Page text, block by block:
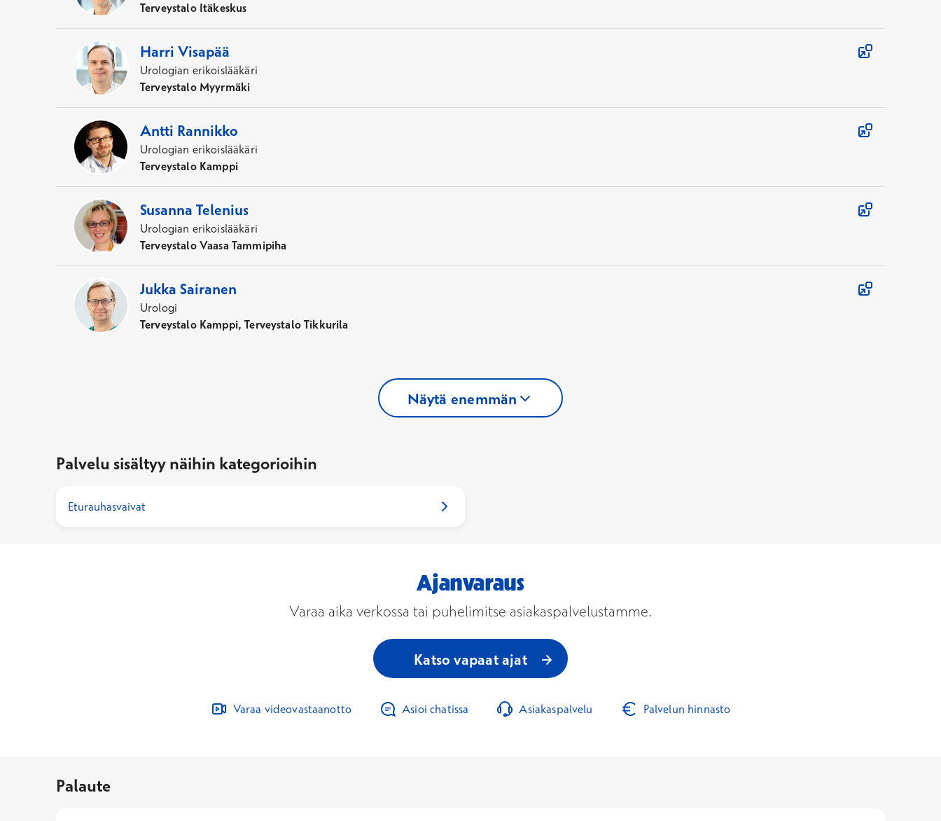
Terveystalo Itäkeskus
Harri Visapää
Urologian erikoislääkäri
Terveystalo Myyrmäki
Antti Rannikko
Urologian erikoislääkäri
Terveystalo Kamppi
Susanna Telenius
Urologian erikoislääkäri
Terveystalo Vaasa Tammipiha
Jukka Sairanen
Urologi
Terveystalo Kamppi, Terveystalo Tikkurila
Näytä enemmän
Palvelu sisältyy näihin kategorioihin
Eturauhasvaivat
Ajanvaraus
Varaa aika verkossa tai puhelimitse asiakaspalvelustamme.
Katso vapaat ajat
Varaa videovastaanotto Asioi chatissa Asiakaspalvelu Palvelun hinnasto
Palaute